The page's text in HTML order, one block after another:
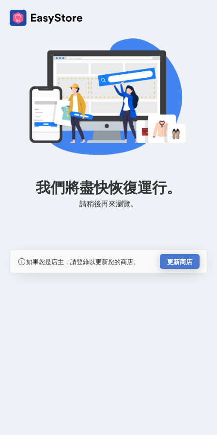
我們將盡快恢復運行。
請稍後再來瀏覽。
如果您是店主，請登錄以更新您的商店。 更新商店